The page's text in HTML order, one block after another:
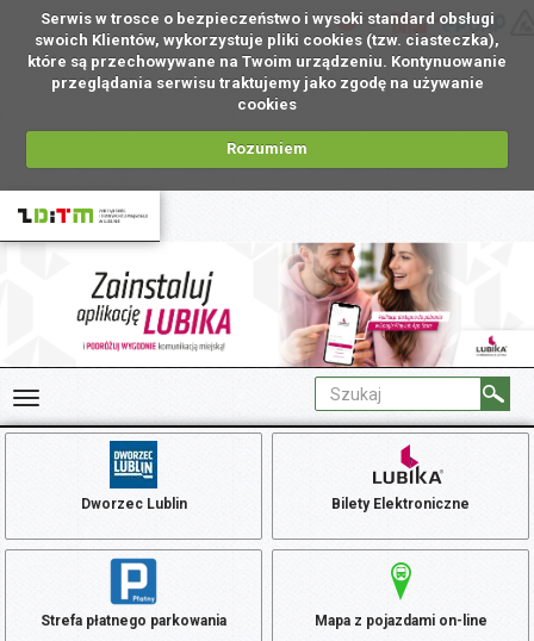
Serwis w trosce o bezpieczeństwo i wysoki standard obsługi
swoich Klientów, wykorzystuje pliki cookies (tzw. ciasteczka),
które są przechowywane na Twoim urządzeniu. Kontynuowanie
przeglądania serwisu traktujemy jako zgodę na używanie
cookies
Rozumiem
PL
Dworzec Lublin Bilety Elektroniczne
Strefa płatnego parkowania Mapa z pojazdami on-line